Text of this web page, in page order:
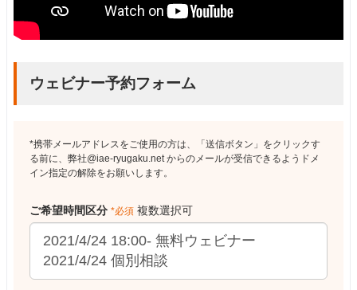
ウェビナー予約フォーム
*携帯メールアドレスをご使用の方は、「送信ボタン」をクリックす
る前に、弊社@iae-ryugaku.net からのメールが受信できるようドメ
イン指定の解除をお願いします。
ご希望時間区分 *必須 複数選択可